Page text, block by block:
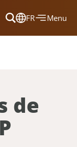
FR Menu
de